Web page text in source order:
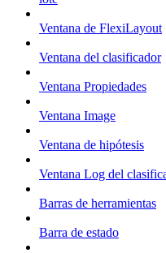
Ventana de FlexiLayout
Ventana del clasificador
Ventana Propiedades
Ventana Image
Ventana de hipótesis
Ventana Log del
Barras de herramientas
Barra de estado